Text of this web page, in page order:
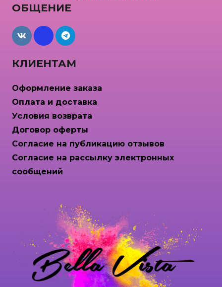
КЛИЕНТАМ
Оформление заказа
Оплата и доставка
Условия возврата
Договор оферты
Согласие на публикацию отзывов
Согласие на рассылку электронных
сообщений
ОБЩЕНИЕ
maxcdn